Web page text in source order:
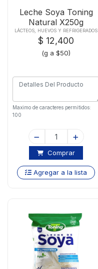
Leche Soya Toning
Natural X250g
LÁCTEOS, HUEVOS Y REFRIGERADOS
$ 12,400
(g a $50)
Maximo de caracteres permitidos:
100
Comprar
Agregar a la lista